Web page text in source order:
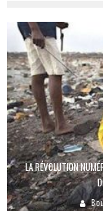
LA RÉVOLUTION